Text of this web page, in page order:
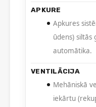
APKURE
Apkures
ūdens) siltās
automātika.
VENTILĀCIJA
Mehāniskā
iekārtu